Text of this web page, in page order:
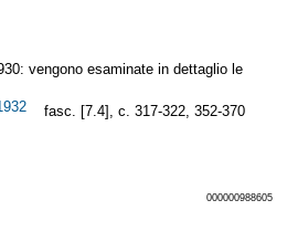
vengono esaminate in dettaglio le
fasc. [7.4], c. 317-322, 352-370
000000988605